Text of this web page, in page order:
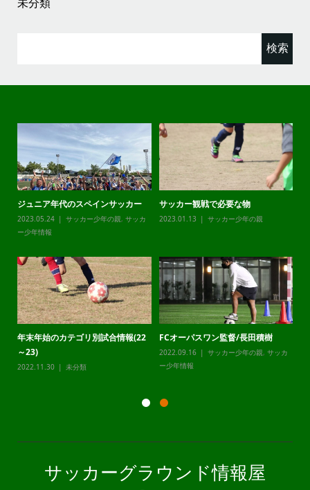
ジュニア年代のスペインサッカー
2023.05.24 サッカー少年の親, サッカ
ー少年情報
サッカー観戦で必要な物
2023.01.13 サッカー少年の親
年末年始のカテゴリ別試合情報(22
～23)
2022.11.30 未分類
FCオーパスワン監督/長田積樹
2022.09.16 サッカー少年の親, サッカ
ー少年情報
サッカーグラウンド情報屋